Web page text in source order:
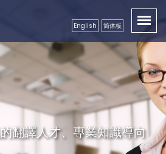
English 简体板
翻譯人才、專業知識導向
創造出翻譯真實價值性
，永續經營